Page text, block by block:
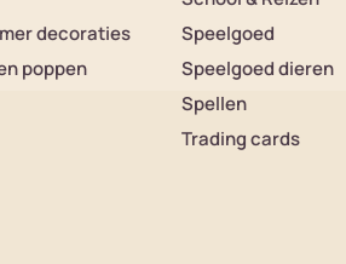
decoraties
poppen
Speelgoed
Speelgoed dieren
Spellen
Trading cards